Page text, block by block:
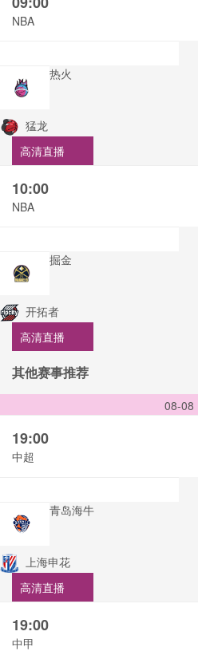
NBA
热火
猛龙
高清直播
10:00
NBA
掘金
开拓者
高清直播
其他赛事推荐
08-08
19:00
中超
青岛海牛
上海申花
高清直播
19:00
中甲